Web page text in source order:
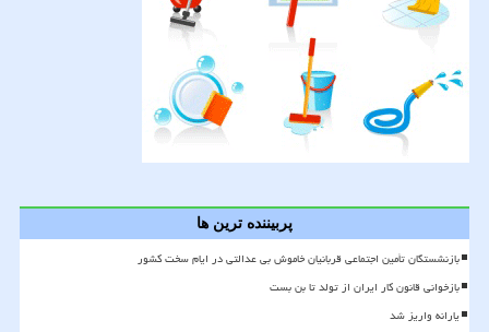
پربیننده ترین ها
بازنشستگان تأمین اجتماعی قربانیان خاموش بی عدالتی در ایام سخت کشور
بازخوانی قانون کار ایران از تولد تا بن بست
یارانه واریز شد